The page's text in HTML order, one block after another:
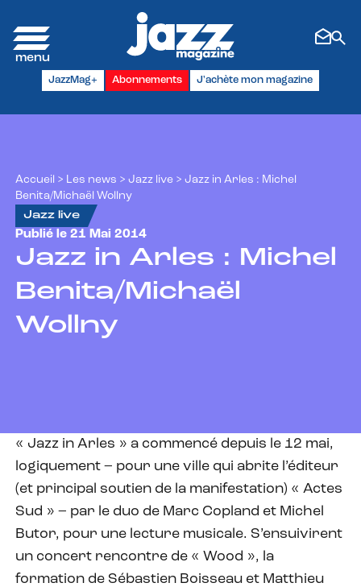
JazzMag+ Abonnements J'achète mon magazine
Accueil > Les news > Jazz live > Jazz in Arles : Michel
Benita/Michaël Wollny
Jazz live
Publié le 21 Mai 2014
Jazz in Arles : Michel
Benita/Michaël
Wollny
« Jazz in Arles » a commencé depuis le 12 mai,
logiquement – pour une ville qui abrite l’éditeur
(et principal soutien de la manifestation) « Actes
Sud » – par le duo de Marc Copland et Michel
Butor, pour une lecture musicale. S’ensuivirent
un concert rencontre de « Wood », la
formation de Sébastien Boisseau et Matthieu